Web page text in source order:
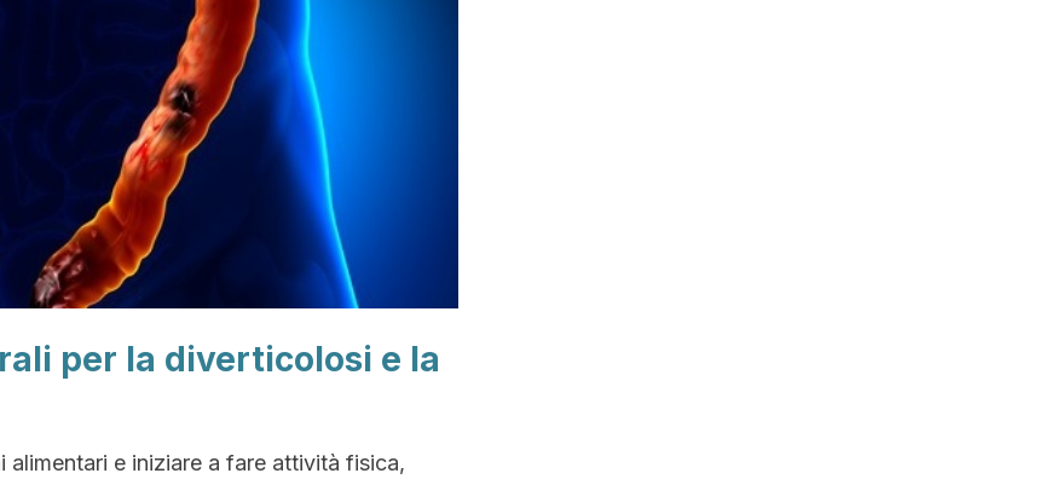
per la diverticolosi e la
e iniziare a fare attività fisica,